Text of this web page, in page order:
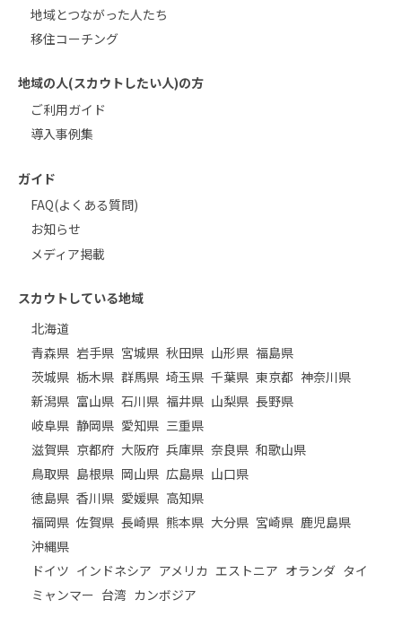
地域とつながった人たち
移住コーチング
地域の人(スカウトしたい人)の方
ご利用ガイド
導入事例集
ガイド
FAQ(よくある質問)
お知らせ
メディア掲載
スカウトしている地域
北海道
青森県 岩手県 宮城県 秋田県 山形県 福島県
茨城県 栃木県 群馬県 埼玉県 千葉県 東京都 神奈川県
新潟県 富山県 石川県 福井県 山梨県 長野県
岐阜県 静岡県 愛知県 三重県
滋賀県 京都府 大阪府 兵庫県 奈良県 和歌山県
鳥取県 島根県 岡山県 広島県 山口県
徳島県 香川県 愛媛県 高知県
福岡県 佐賀県 長崎県 熊本県 大分県 宮崎県 鹿児島県
沖縄県
ドイツ インドネシア アメリカ エストニア オランダ タイ
ミャンマー 台湾 カンボジア